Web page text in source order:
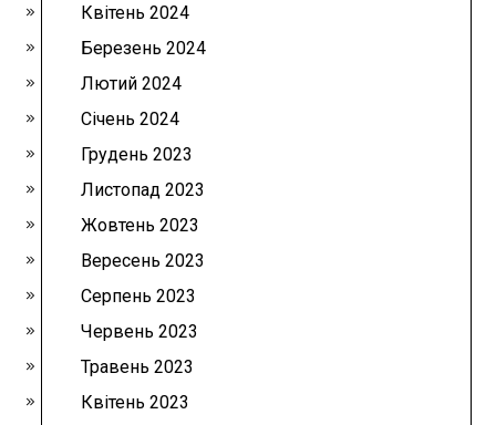
Квітень 2024
Березень 2024
Лютий 2024
Січень 2024
Грудень 2023
Листопад 2023
Жовтень 2023
Вересень 2023
Серпень 2023
Червень 2023
Травень 2023
Квітень 2023